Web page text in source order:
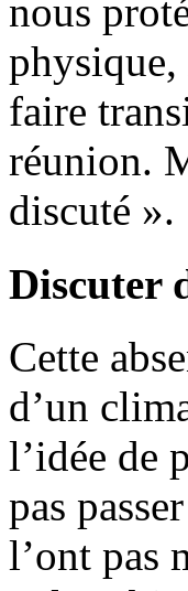
nous
faire
réunion.
discuté ».
Discuter
Cette
d’un
l’idée de
pas
l’ont pas